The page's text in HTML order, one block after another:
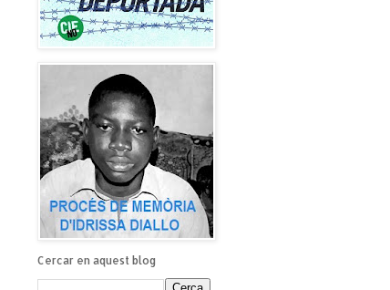
Cercar en aquest blog